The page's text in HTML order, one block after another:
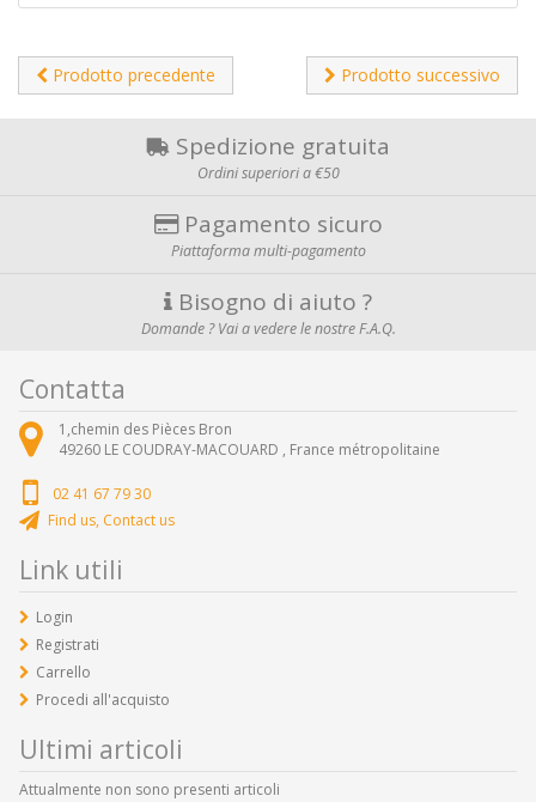
Prodotto precedente Prodotto successivo
Spedizione gratuita
Ordini superiori a €50
Pagamento sicuro
Piattaforma multi-pagamento
Bisogno di aiuto ?
Domande ? Vai a vedere le nostre F.A.Q.
Contatta
1,chemin des Pièces Bron
49260 LE COUDRAY-MACOUARD , France métropolitaine
02 41 67 79 30
Find us, Contact us
Link utili
Login
Registrati
Carrello
Procedi all'acquisto
Ultimi articoli
Attualmente non sono presenti articoli